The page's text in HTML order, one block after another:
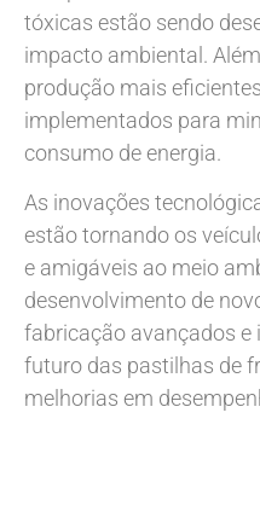
tóxicas estão sendo
impacto ambiental.
produção mais
implementados para
consumo de energia.
As inovações
estão tornando os
e amigáveis ao meio
desenvolvimento de
fabricação avançados e
futuro das pastilhas de
melhorias em